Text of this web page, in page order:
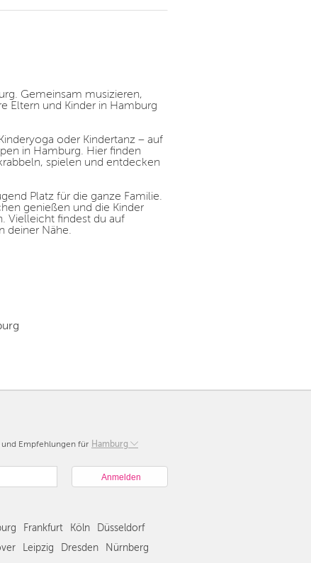
Gemeinsam musizieren,
Eltern und Kinder in Hamburg
oder Kindertanz – auf
in Hamburg. Hier finden
spielen und entdecken
Platz für die ganze Familie.
genießen und die Kinder
Vielleicht findest du auf
deiner Nähe.
Empfehlungen für Hamburg
Berlin
Hamburg
Düsseldorf
Stuttgart
Frankfurt Köln
Düsseldorf
Leipzig Dresden
Nürnberg